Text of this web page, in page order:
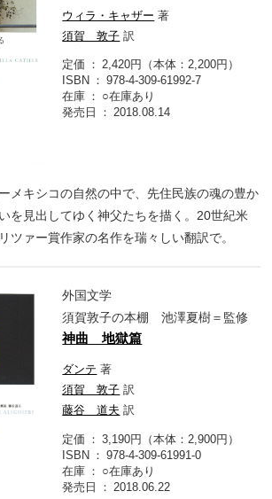
ウィラ・キャザー 著
須賀 敦子 訳
定価
2,420円（本体：2,200円）
ISBN
978-4-309-61992-7
在庫
○在庫あり
発売日
2018.08.14
メキシコの自然の中で、先住民族の魂の豊か
を見出してゆく神父たちを描く。20世紀米
ツァー賞作家の名作を瑞々しい翻訳で。
外国文学
須賀敦子の本棚 池澤夏樹＝監修
神曲 地獄篇
ダンテ 著
須賀 敦子 訳
藤谷 道夫 訳
定価
3,190円（本体：2,900円）
ISBN
978-4-309-61991-0
在庫
○在庫あり
発売日
2018.06.22